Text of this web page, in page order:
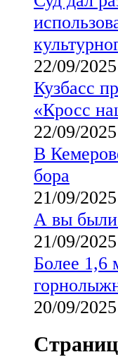
22/09/
Кузбасс
«Кросс
22/09/
В
бора
21/09/
А вы были
21/09/
Более 1,6
20/09/